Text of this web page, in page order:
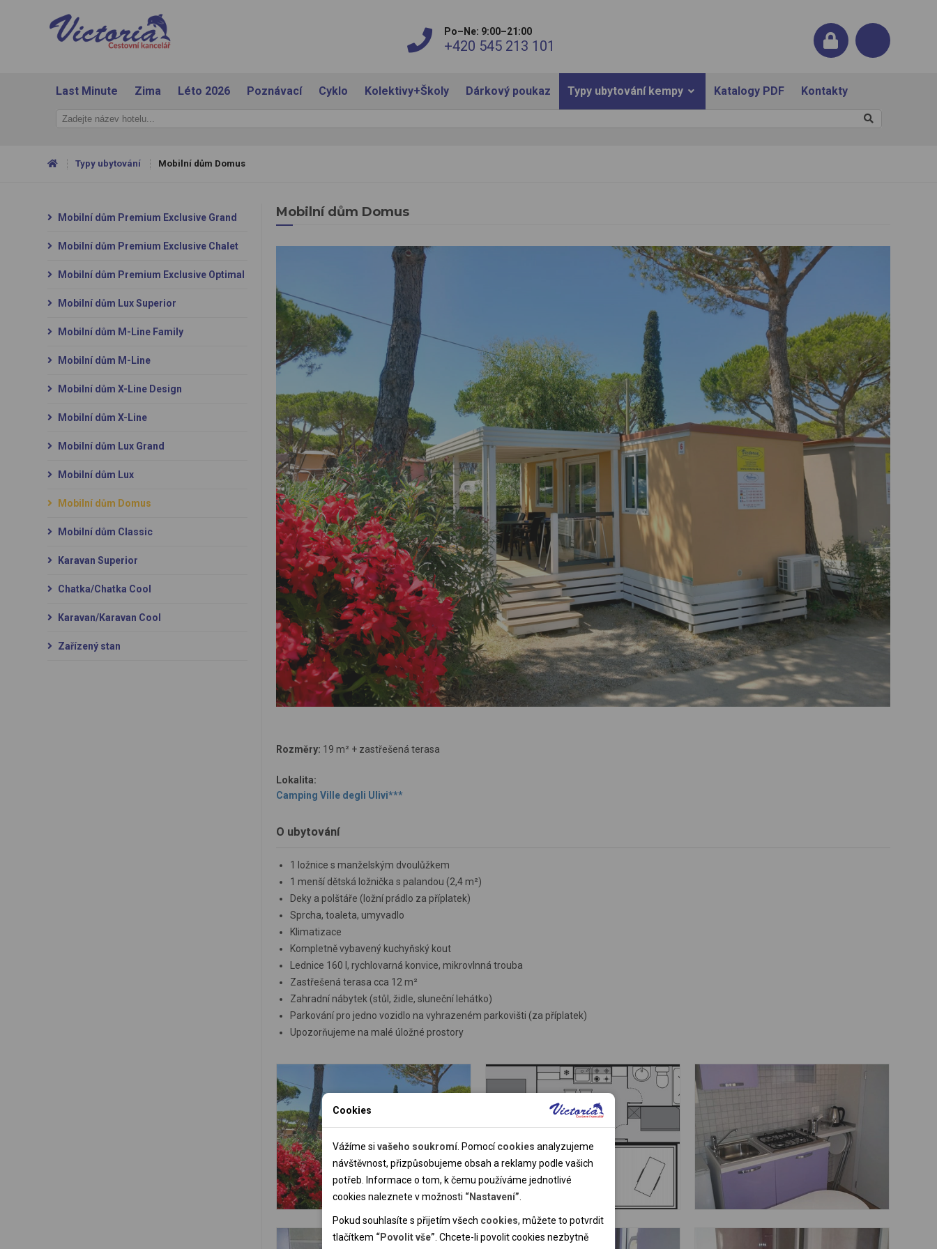
Po–Ne: 9:00–21:00
+420 545 213 101
Last Minute Zima Léto 2026 Poznávací Cyklo Kolektivy+Školy Dárkový poukaz Typy ubytování kempy Katalogy PDF Kontakty
Typy ubytování Mobilní dům Domus
Mobilní dům Premium Exclusive Grand
Mobilní dům Premium Exclusive Chalet
Mobilní dům Premium Exclusive Optimal
Mobilní dům Lux Superior
Mobilní dům M-Line Family
Mobilní dům M-Line
Mobilní dům X-Line Design
Mobilní dům X-Line
Mobilní dům Lux Grand
Mobilní dům Lux
Mobilní dům Domus
Mobilní dům Classic
Karavan Superior
Chatka/Chatka Cool
Karavan/Karavan Cool
Zařízený stan
Mobilní dům Domus
Rozměry: 19 m² + zastřešená terasa
Lokalita:
Camping Ville degli Ulivi***
O ubytování
1 ložnice s manželským dvoulůžkem
1 menší dětská ložnička s palandou (2,4 m²)
Deky a polštáře (ložní prádlo za příplatek)
Sprcha, toaleta, umyvadlo
Klimatizace
Kompletně vybavený kuchyňský kout
Lednice 160 l, rychlovarná konvice, mikrovlnná trouba
Zastřešená terasa cca 12 m²
Zahradní nábytek (stůl, židle, sluneční lehátko)
Parkování pro jedno vozidlo na vyhrazeném parkovišti (za příplatek)
Upozorňujeme na malé úložné prostory
Cookies
Vážíme si vašeho soukromí . Pomocícookies analyzujeme
návštěvnost, přizpůsobujeme obsah a reklamy podle vašich
potřeb. Informace o tom, k čemu používáme jednotlivé
cookies naleznete v možnosti “Nastavení”
Pokud souhlasíte s přijetím všech cookies, můžete to potvrdit
tlačítkem “Povolit vše” . Chcete-li povolit cookies nezbytně
Nutné cookies pomáhají, aby byla webová stránka použitelná
tak, že umožní základní funkce jako navigace stránky a
přístup k zabezpečeným sekcím webové stránky. Webová
stránka nemůže správně fungovat bez těchto cookies.
Analytické cookies